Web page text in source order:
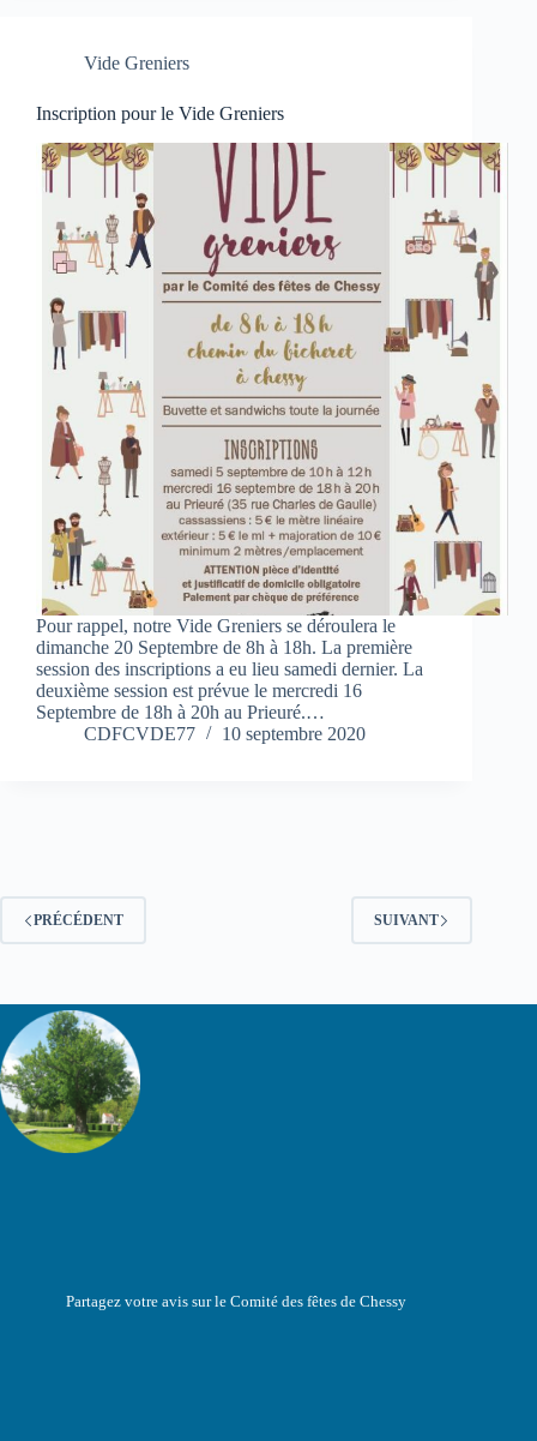
Vide Greniers
Inscription pour le Vide Greniers
Pour rappel, notre Vide Greniers se déroulera le
dimanche 20 Septembre de 8h à 18h. La première
session des inscriptions a eu lieu samedi dernier. La
deuxième session est prévue le mercredi 16
Septembre de 18h à 20h au Prieuré.…
CDFCVDE77
10 septembre 2020
PRÉCÉDENT SUIVANT
Partagez votre avis sur le Comité des fêtes de Chessy